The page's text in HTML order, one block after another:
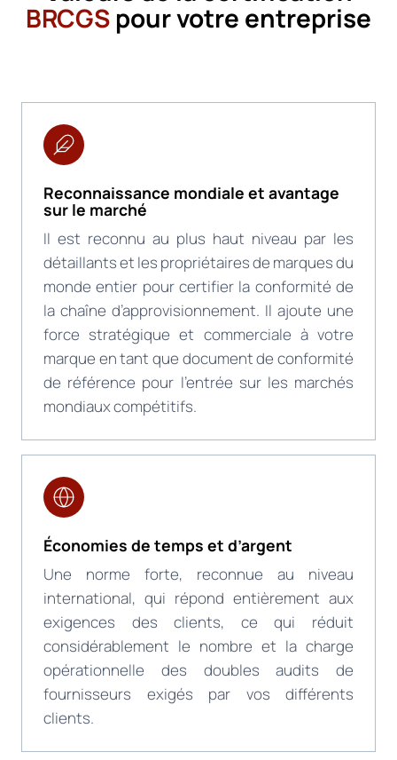
BRCGS pour votre entreprise
Reconnaissance mondiale et avantage
sur le marché
Il est reconnu au plus haut niveau par les
détaillants et les propriétaires de marques du
monde entier pour certifier la conformité de
la chaîne d’approvisionnement. Il ajoute une
force stratégique et commerciale à votre
marque en tant que document de conformité
de référence pour l’entrée sur les marchés
mondiaux compétitifs.
Économies de temps et d’argent
Une norme forte, reconnue au niveau
international, qui répond entièrement aux
exigences des clients, ce qui réduit
considérablement le nombre et la charge
opérationnelle des doubles audits de
fournisseurs exigés par vos différents
clients.